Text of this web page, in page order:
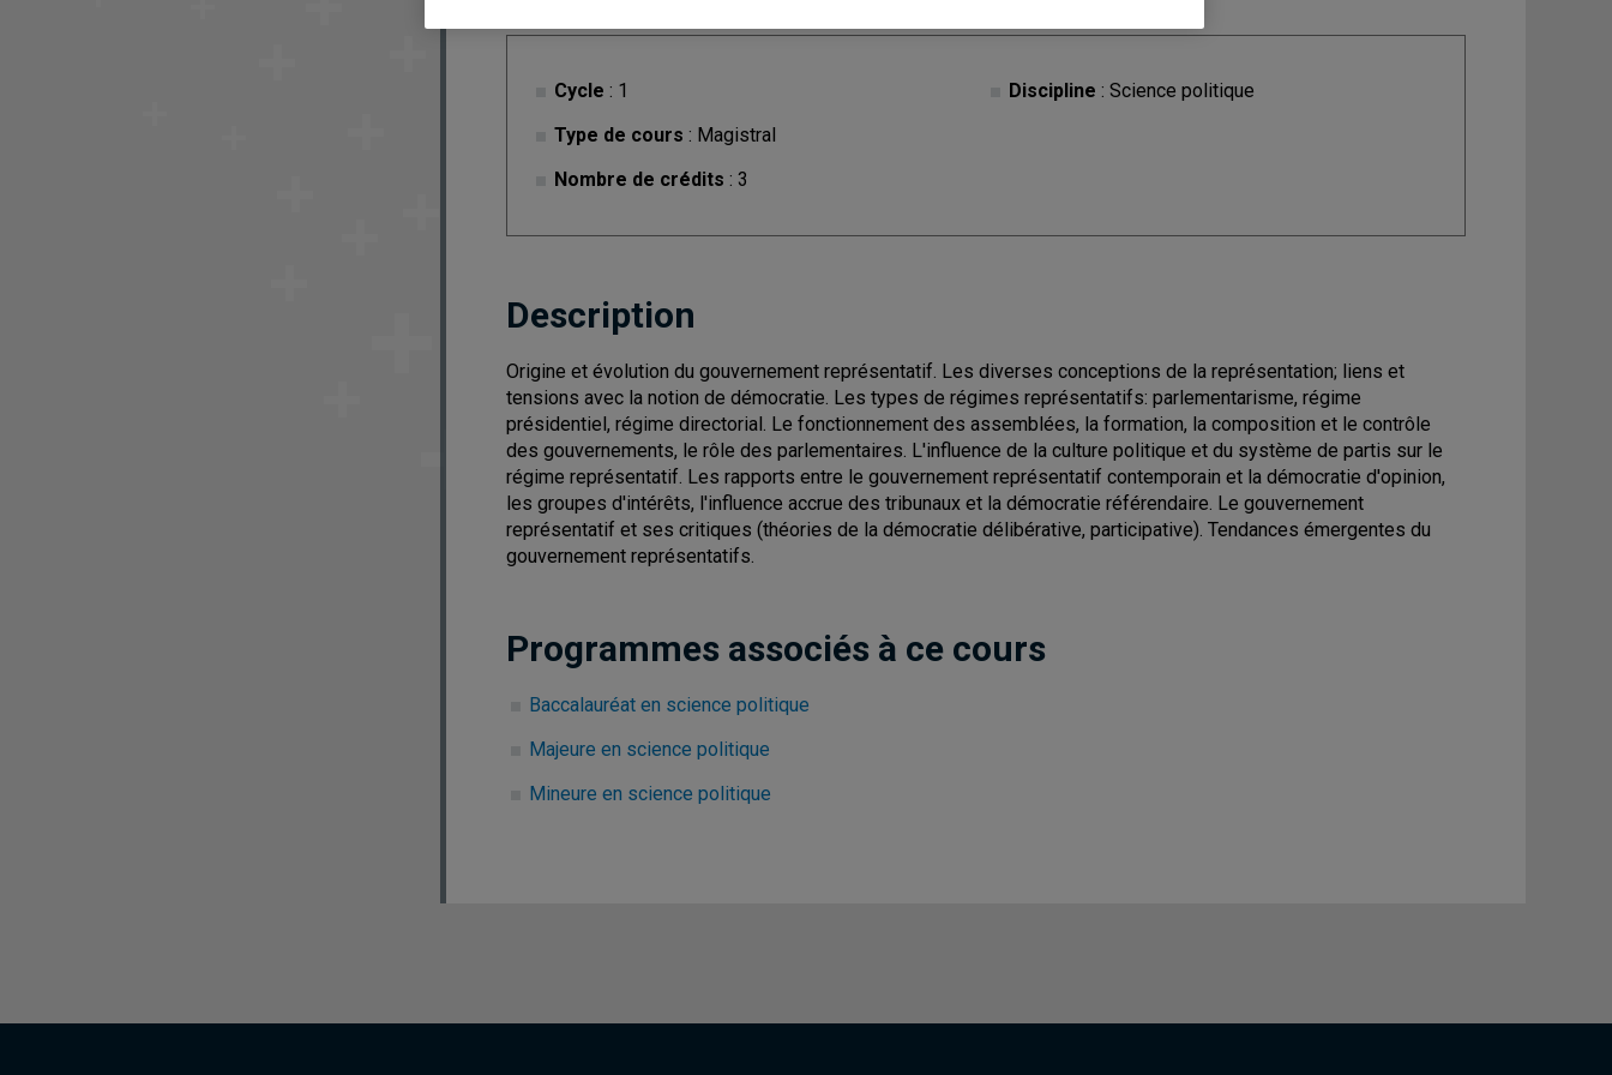
Cycle : 1
Type de cours : Magistral
Nombre de crédits : 3
Discipline : Science politique
Description
Origine et évolution du gouvernement représentatif. Les diverses conceptions de la représentation; liens et
tensions avec la notion de démocratie. Les types de régimes représentatifs: parlementarisme, régime
présidentiel, régime directorial. Le fonctionnement des assemblées, la formation, la composition et le contrôle
des gouvernements, le rôle des parlementaires. L'influence de la culture politique et du système de partis sur le
régime représentatif. Les rapports entre le gouvernement représentatif contemporain et la démocratie d'opinion,
les groupes d'intérêts, l'influence accrue des tribunaux et la démocratie référendaire. Le gouvernement
représentatif et ses critiques (théories de la démocratie délibérative, participative). Tendances émergentes du
gouvernement représentatifs.
Programmes associés à ce cours
Baccalauréat en science politique
Majeure en science politique
Mineure en science politique